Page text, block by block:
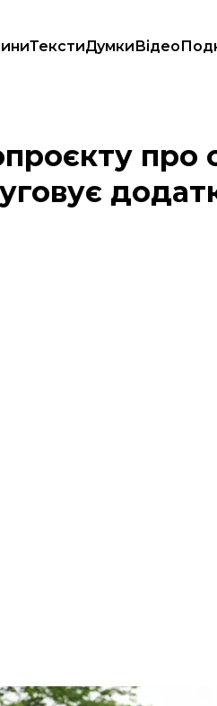
ТекстиДумкиВідео
путін не заслуговує
про